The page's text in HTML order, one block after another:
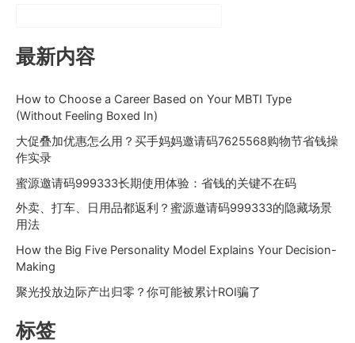
最新内容
How to Choose a Career Based on Your MBTI Type
(Without Feeling Boxed In)
大促叠加优惠怎么用？买手妈妈邀请码7625568购物节省钱操
作实录
蜜源邀请码999333长期使用体验：省钱的关键不在码
外卖、打车、日用品都返利？蜜源邀请码999333的隐藏场景
用法
How the Big Five Personality Model Explains Your Decision-
Making
聚光投放边际产出归零？你可能被累计ROI骗了
标签